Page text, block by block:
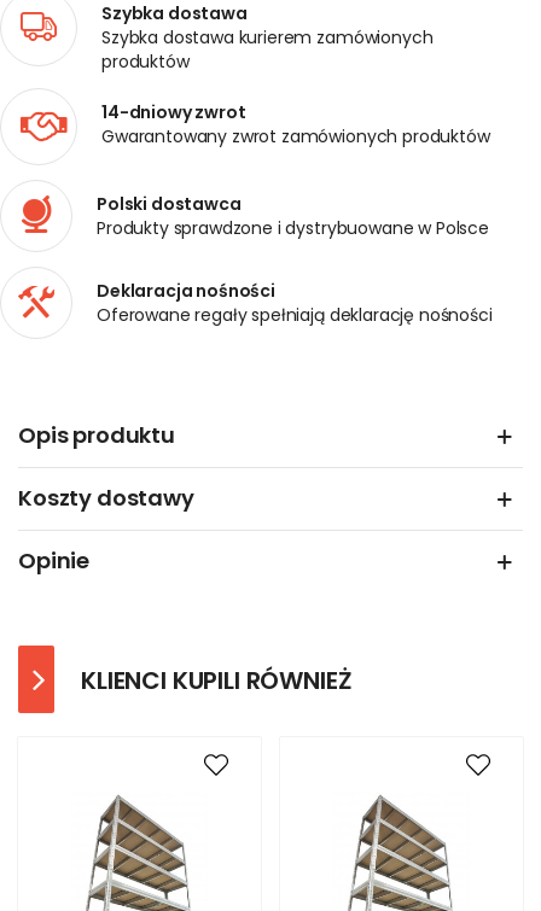
Szybka dostawa
Szybka dostawa kurierem zamówionych
produktów
14-dniowy zwrot
Gwarantowany zwrot zamówionych produktów
Polski dostawca
Produkty sprawdzone i dystrybuowane w Polsce
Deklaracja nośności
Oferowane regały spełniają deklarację nośności
Opis produktu
Koszty dostawy
Opinie
KLIENCI KUPILI RÓWNIEŻ